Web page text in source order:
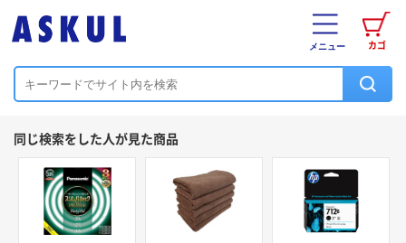
カゴ
メニュー
同じ検索をした人が見た商品